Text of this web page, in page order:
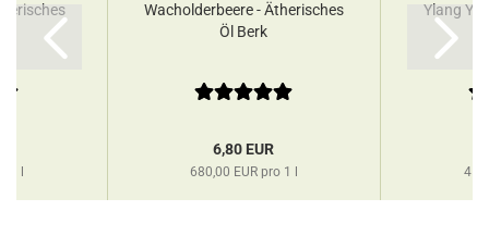
Wacholderbeere - Ätherisches
Öl Berk
6,80 EUR
680,00 EUR pro 1 l
Ylang